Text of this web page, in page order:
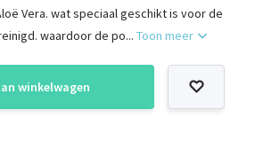
Vera. wat speciaal geschikt is voor de
waardoor de po...Toon meer
winkelwagen